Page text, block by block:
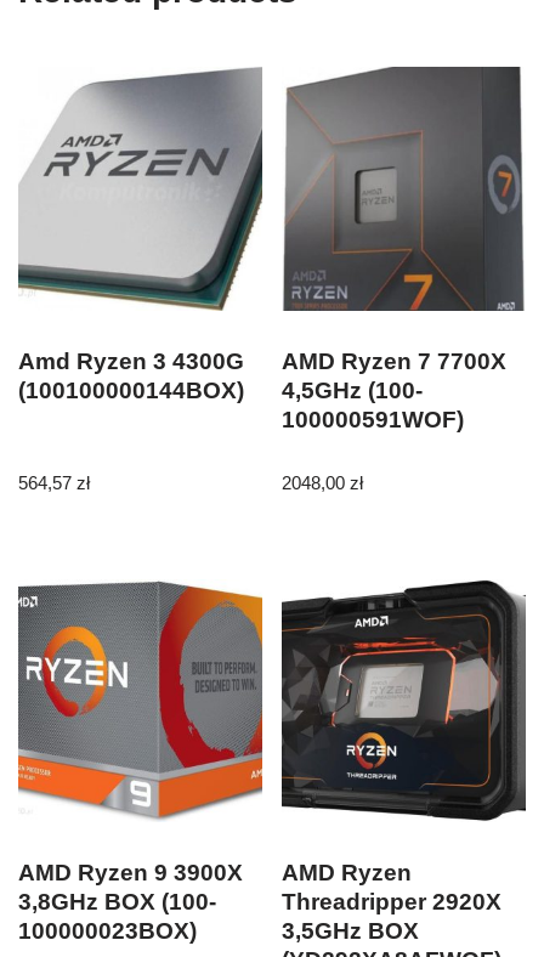
Amd Ryzen 3 4300G
(100100000144BOX)
564,57 zł
AMD Ryzen 7 7700X
4,5GHz (100-
100000591WOF)
2048,00zł
AMD Ryzen 9 3900X
3,8GHz BOX (100-
100000023BOX)
AMD Ryzen
Threadripper 2920X
3,5GHz BOX